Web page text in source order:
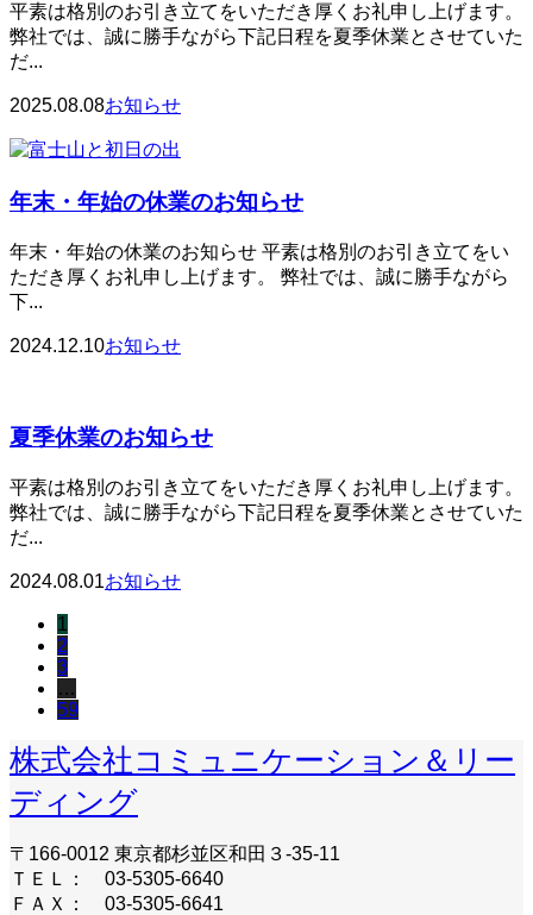
平素は格別のお引き立てをいただき厚くお礼申し上げます。
弊社では、誠に勝手ながら下記日程を夏季休業とさせていた
だ...
2025.08.08お知らせ
年末・年始の休業のお知らせ
年末・年始の休業のお知らせ 平素は格別のお引き立てをい
ただき厚くお礼申し上げます。 弊社では、誠に勝手ながら
下...
2024.12.10お知らせ
夏季休業のお知らせ
平素は格別のお引き立てをいただき厚くお礼申し上げます。
弊社では、誠に勝手ながら下記日程を夏季休業とさせていた
だ...
2024.08.01お知らせ
1
2
3
…
59
株式会社コミュニケーション＆リー
ディング
〒166-0012 東京都杉並区和田３-35-11
ＴＥＬ： 03-5305-6640
ＦＡＸ： 03-5305-6641